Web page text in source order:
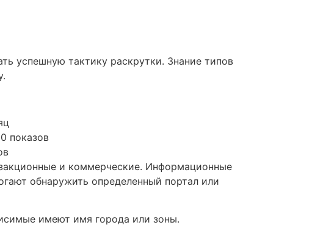
успешную тактику раскрутки. Знание типов
показов
и коммерческие. Информационные
обнаружить определенный портал или
имеют имя города или зоны.